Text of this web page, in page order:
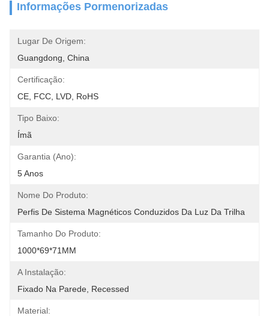
Informações Pormenorizadas
Lugar De Origem:
Guangdong, China
Certificação:
CE, FCC, LVD, RoHS
Tipo Baixo:
Ímã
Garantia (ano):
5 Anos
Nome Do Produto:
Perfis De Sistema Magnéticos Conduzidos Da Luz Da Trilha
Tamanho Do Produto:
1000*69*71MM
A Instalação:
Fixado Na Parede, Recessed
Material: